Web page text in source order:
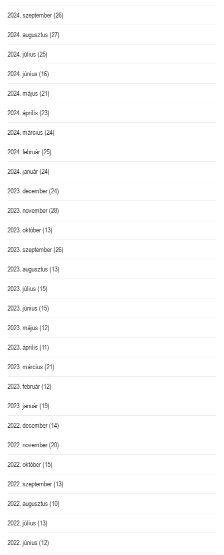
2024. szeptember(26)
2024. augusztus(27)
2024. július(25)
2024. június(16)
2024. május(21)
2024. április(23)
2024. március(24)
2024. február(25)
2024. január(24)
2023. december(24)
2023. november(28)
2023. október(13)
2023. szeptember(26)
2023. augusztus(13)
2023. július(15)
2023. június(15)
2023. május(12)
2023. április(11)
2023. március(21)
2023. február(12)
2023. január(19)
2022. december(14)
2022. november(20)
2022. október(15)
2022. szeptember(13)
2022. augusztus(10)
2022. július(13)
2022. június(12)